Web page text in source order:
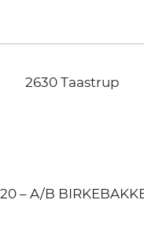
2630 Taastrup
– A/B